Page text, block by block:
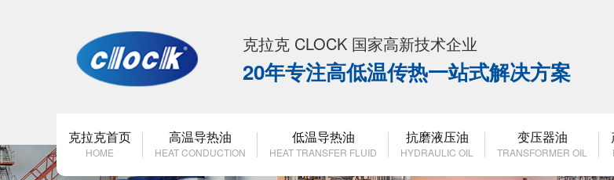
克拉克 CLOCK 国家高新技术企业
20年专注高低温传热一站式解决方案
克拉克首页
HOME
高温导热油
HEAT CONDUCTION
低温导热油
HEAT TRANSFER FLUID
抗磨液压油
HYDRAULIC OIL
变压器油
TRANSFORMER OIL